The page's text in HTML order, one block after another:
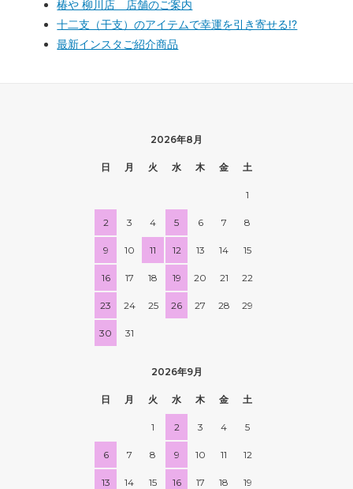
椿や 柳川店 店舗のご案内
十二支（干支）のアイテムで幸運を引き寄せる!?
最新インスタご紹介商品
2026年8月
日 月 火 水 木 金 土
1
2 3 4 5 6 7 8
9 10 11 12 13 14 15
16 17 18 19 20 21 22
23 24 25 26 27 28 29
30 31
2026年9月
日 月 火 水 木 金 土
1 2 3 4 5
6 7 8 9 10 11 12
13 14 15 16 17 18 19